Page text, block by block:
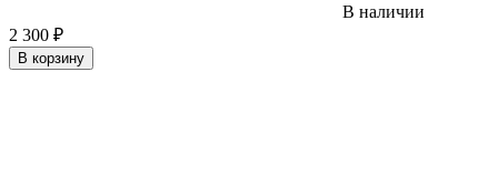
В наличии
2 300 ₽
В корзину